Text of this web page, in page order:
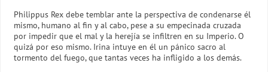
Philippus Rex debe temblar ante la perspectiva de condenarse él
mismo, humano al fin y al cabo, pese a su empecinada cruzada
por impedir que el mal y la herejía se infiltren en su Imperio. O
quizá por eso mismo. Irina intuye en él un pánico sacro al
tormento del fuego, que tantas veces ha infligido a los demás.